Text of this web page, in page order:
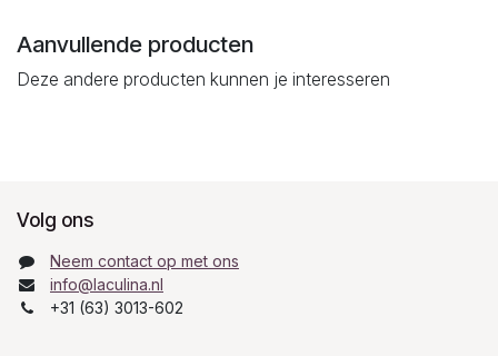
Aanvullende producten
Deze andere producten kunnen je interesseren
Volg ons
Neem contact op met ons
info@laculina.nl
+31 (63) 3013-602